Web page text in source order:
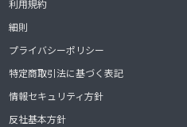
利用規約
細則
プライバシーポリシー
特定商取引法に基づく表記
情報セキュリティ方針
反社基本方針